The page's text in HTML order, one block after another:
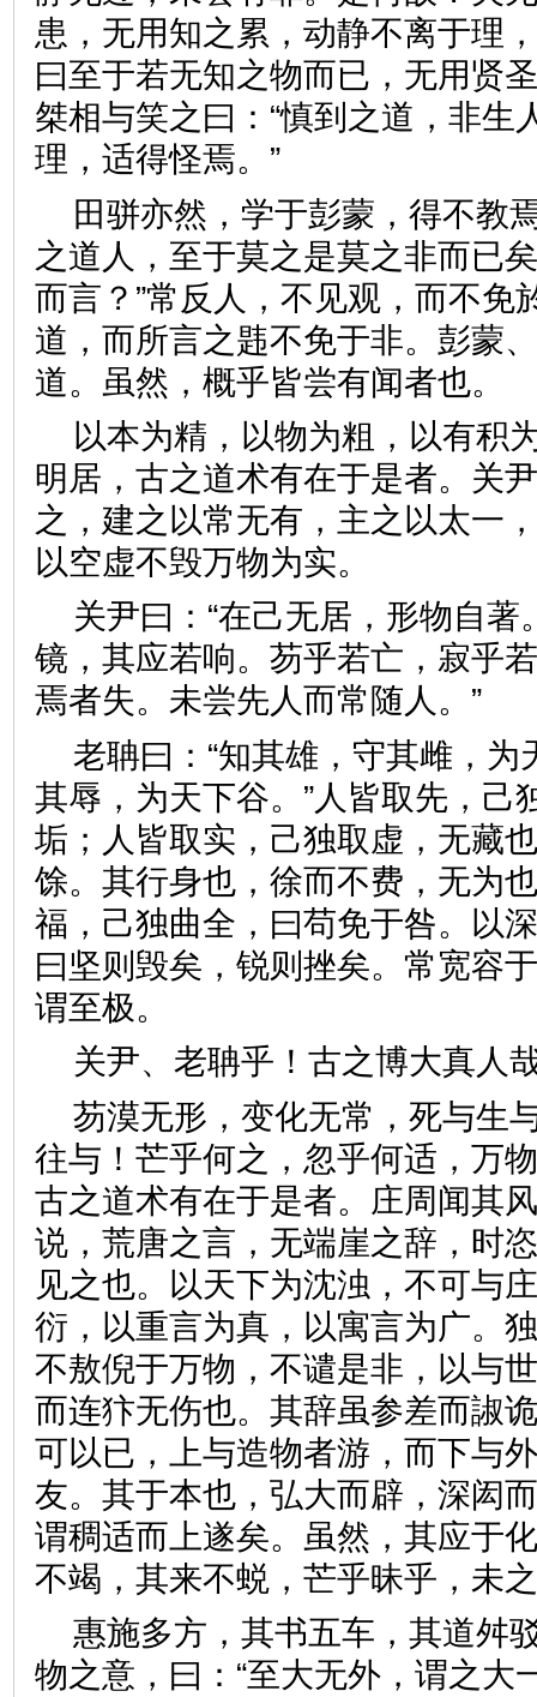
患，无用知之累，动静不离于理
曰至于若无知之物而已，无用贤
桀相与笑之曰：“慎到之道，非生
理，适得怪焉。”
田骈亦然，学于彭蒙，得不教
之道人，至于莫之是莫之非而已
而言？”常反人，不见观，而不免
道，而所言之韪不免于非。彭蒙
道。虽然，概乎皆尝有闻者
以本为精，以物为粗，以有积
明居，古之道术有在于是者。关
之，建之以常无有，主之以太一
以空虚不毁万物为实。
关尹曰：“在己无居，形物自
镜，其应若响。芴乎若亡，寂乎
焉者失。未尝先人而常随人
老聃曰：“知其雄，守其雌，为
其辱，为天下谷。”人皆取先，己
垢；人皆取实，己独取虚，无藏
馀。其行身也，徐而不费，无为
福，己独曲全，曰苟免于咎。以
曰坚则毁矣，锐则挫矣。常宽容
谓至极。
关尹、老聃乎！古之博大
芴漠无形，变化无常，死与生
往与！芒乎何之，忽乎何适，万
古之道术有在于是者。庄周闻其
说，荒唐之言，无端崖之辞，时
见之也。以天下为沈浊，不可与
衍，以重言为真，以寓言为广。
不敖倪于万物，不谴是非，以与
而连犿无伤也。其辞虽参差而諔
可以已，上与造物者游，而下与
友。其于本也，弘大而辟，深闳
谓稠适而上遂矣。虽然，其应于
不竭，其来不蜕，芒乎昧乎
惠施多方，其书五车，其道舛
物之意，曰：“至大无外，谓之大